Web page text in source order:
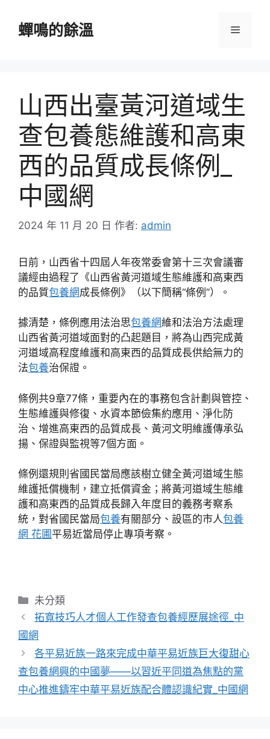
蟬鳴的餘溫 選
山西出臺黃河道域生
查包養態維護和高東
西的品質成長條例_
中國網
2024 年 11 月 20 日 作者: admin
日前，山西省十四屆人年夜常委會第十三次會議審
議經由過程了《山西省黃河道域生態維護和高東西
的品質包養網成長條例》（以下簡稱“條例”）。
據清楚，條例應用法治思包養網維和法治方法處理
山西省黃河道域面對的凸起題目，將為山西完成黃
河道域高程度維護和高東西的品質成長供給無力的
法包養治保證。
條例共9章77條，重要內在的事務包含計劃與管控、
生態維護與修復、水資本節儉集約應用、淨化防
治、增進高東西的品質成長、黃河文明維護傳承弘
揚、保證與監視等7個方面。
條例還規則省國民當局應該樹立健全黃河道域生態
維護抵償機制，建立抵償資金；將黃河道域生態維
護和高東西的品質成長歸入年度目的義務考察系
統，對省國民當局包養有關部分、設區的市人包養
網 花圃平易近當局停止專項考察。
分
類
未分類
拓寬技巧人才個人工作發查包養經歷展途徑_中
國網
各平易近族一路來完成中華平易近族巨大復甜心
查包養網興的中國夢——以習近平同道為焦點的黨
中心推進鑄牢中華平易近族配合體認識紀實_中國網